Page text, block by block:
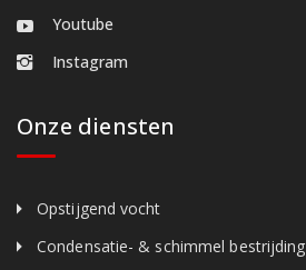
Youtube
Instagram
Onze diensten
Opstijgend vocht
Condensatie- & schimmel bestrijding